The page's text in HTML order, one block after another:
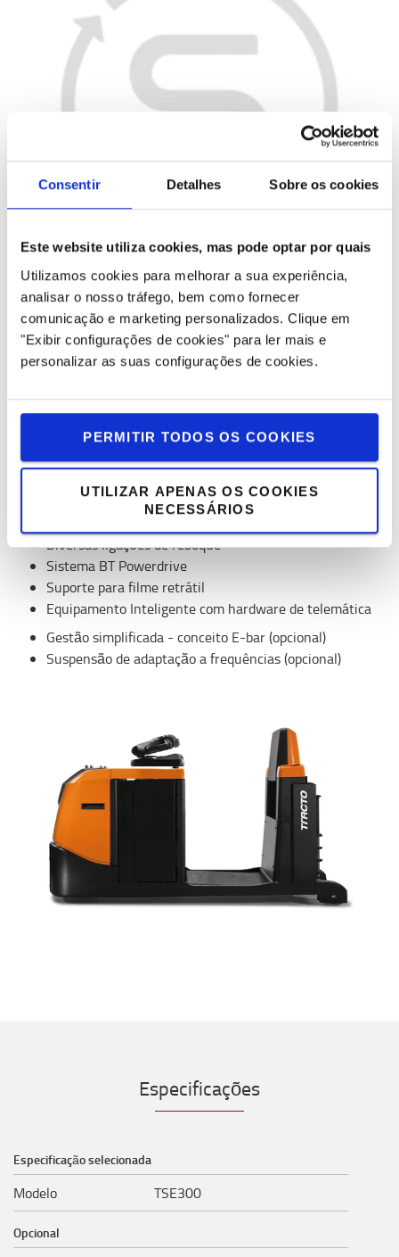
Consentir Detalhes Sobre os cookies
Este website utiliza cookies, mas pode optar por quais
Utilizamos cookies para melhorar a sua experiência,
analisar o nosso tráfego, bem como fornecer
comunicação e marketing personalizados. Clique em
"Exibir configurações de cookies" para ler mais e
personalizar as suas configurações de cookies.
PERMITIR TODOS OS COOKIES
UTILIZAR APENAS OS COOKIES
NECESSÁRIOS
Equipamento inteligente
Os equipamentos inteligentes vêm equipados de série com
hardware de telemática. Estes equipamentos podem ser
facilmente ligados ao I_Site da Toyota, oferecendo
informações sobre a gestão da bateria, geolocalização,
Descrição técnica
Conceito de direção BT E-man
Diversas ligações de reboque
Sistema BT Powerdrive
Suporte para filme retrátil
Equipamento Inteligente com hardware de telemática
Gestão simplificada - conceito E-bar (opcional)
Suspensão de adaptação a frequências (opcional)
Especificações
Especificação selecionada
Modelo TSE300
Opcional